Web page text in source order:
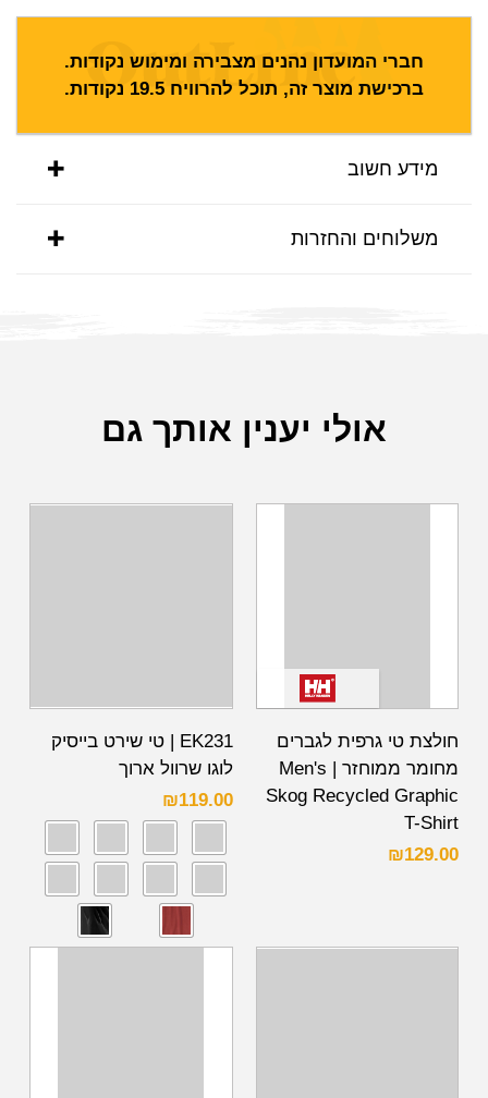
חברי המועדון נהנים מצבירה ומימוש נקודות.
ברכישת מוצר זה, תוכל להרוויח 19.5 נקודות.
מידע חשוב
משלוחים והחזרות
אולי יענין אותך גם
חולצת טי גרפית לגברים
מחומר ממוחזר | Men's
Skog Recycled Graphic
T-Shirt
₪129.00
EK231 | טי שירט בייסיק
לוגו שרוול ארוך
₪119.00